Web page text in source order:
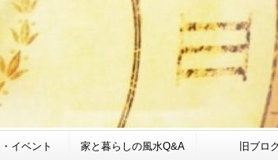
イベント 家と暮らしの風水Q&A 旧ブロ